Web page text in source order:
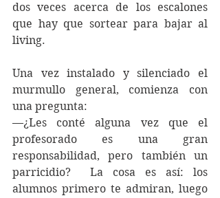
dos veces acerca de los escalones
que hay que sortear para bajar al
living.
Una vez instalado y silenciado el
murmullo general, comienza con
una pregunta:
—¿Les conté alguna vez que el
profesorado es una gran
responsabilidad, pero también un
parricidio?  La cosa es así: los
alumnos primero te admiran, luego